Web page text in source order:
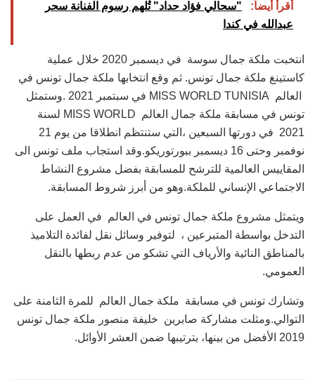
أقرأ أيضاً:
"سحالي فؤاد حداد" تُلهم رسوم الفنانة سحر
عبدالله في كندا
انتخبت ملكة جمال سوسة في ديسمبر 2020 خلال عملية
كاستينغ ملكة جمال تونس. ثم وقع انتخابها ملكة جمال تونس في
العالم MISS WORLD TUNISIA في سبتمبر 2021 .وستمثل
تونس في مسابقة ملكة جمال العالم MISS WORLD لسنة
2021 في دورتها السبعين ،التي ستنتظم انطلاقا من يوم 21
نوفمبر وحتى 16 ديسمبر ببورتوريكو.وقد استجاب ملف تونس الى
المقاييس العالمية للترشح للمسابقة بفضل مشروع النشاط
الاجتماعي الإنساني للملكة.وهو من أبرز شروط المسابقة.
ويتمثل مشروع ملكة جمال تونس في العالم في العمل على
التدخل بواسطة المتبرعين ، لتوفير وسائل نقل لفائدة التلاميذ
بالمناطق النائية والأرياف التي تشكو من عدم ربطها بالنقل
العمومي.
وتشارك تونس في مسابقة ملكة جمال العالم للمرة الثامنة على
التوالي.ومثلت مشاركة صابرين خليفة منصور ملكة جمال تونس
2019 الأفضل من بينها، بترتيبها ضمن العشر الأوائل.